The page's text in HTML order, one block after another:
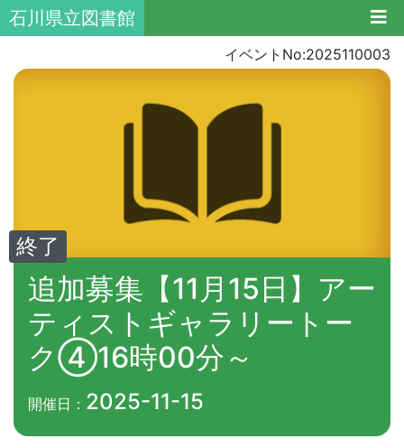
石川県立図書館
イベントNo:2025110003
追加募集【11月15日】アー
ティストギャラリートー
ク④16時00分～
終了
開催日： 2025-11-15